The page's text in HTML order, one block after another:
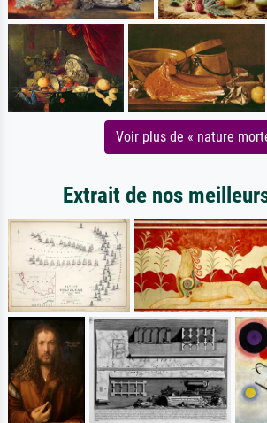
Voir plus de « nature
Extrait de nos